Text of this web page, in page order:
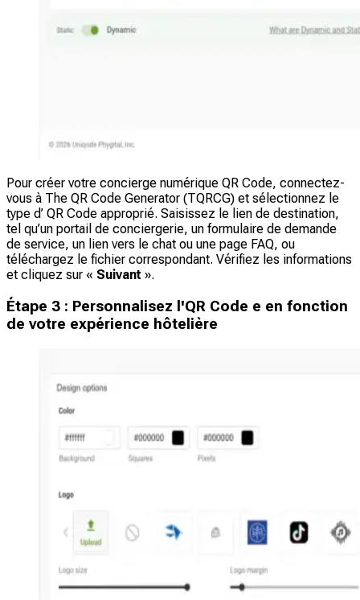
Pour créer votre concierge numérique QR Code, connectez-
vous à The QR Code Generator (TQRCG) et sélectionnez le
type d’ QR Code approprié. Saisissez le lien de destination,
tel qu’un portail de conciergerie, un formulaire de demande
de service, un lien vers le chat ou une page FAQ, ou
téléchargez le fichier correspondant. Vérifiez les informations
et cliquez sur « Suivant ».
Étape 3 : Personnalisez l'QR Code e en fonction
de votre expérience hôtelière